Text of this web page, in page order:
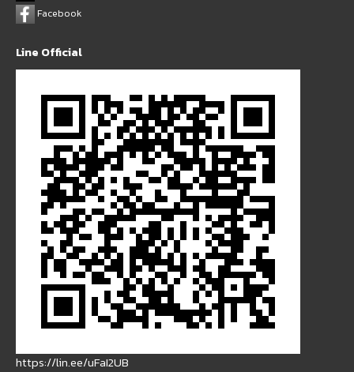
Facebook
Line Official
https://lin.ee/uFaI2UB